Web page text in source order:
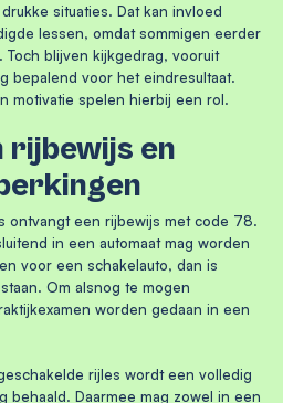
situaties. Dat kan invloed
lessen, omdat sommigen eerder
Toch blijven kijkgedrag, vooruit
bepalend voor het eindresultaat.
motivatie spelen hierbij een rol.
rijbewijs en
ontvangt een rijbewijs met code 78.
in een automaat mag worden
voor een schakelauto, dan is
Om alsnog te mogen
worden gedaan in een
rijles wordt een volledig
behaald. Daarmee mag zowel in een